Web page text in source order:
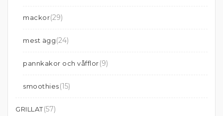
mackor(29)
mest ägg(24)
pannkakor och våfflor(9)
smoothies(15)
GRILLAT(57)